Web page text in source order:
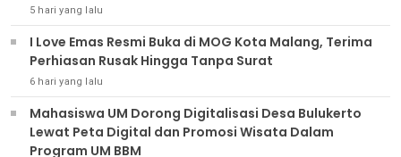
5 hari yang lalu
I Love Emas Resmi Buka di MOG Kota Malang, Terima
Perhiasan Rusak Hingga Tanpa Surat
6 hari yang lalu
Mahasiswa UM Dorong Digitalisasi Desa Bulukerto
Lewat Peta Digital dan Promosi Wisata Dalam
Program UM BBM